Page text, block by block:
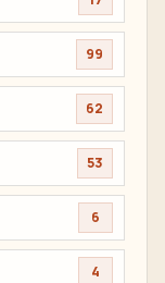
99
62
53
6
4